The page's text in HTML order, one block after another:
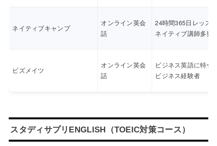
ネイティブキャンプ
オンライン英会
話
24時間365日レッス
ネイティブ講師多数
ビズメイツ
オンライン英会
話
ビジネス英語に特化
ビジネス経験者
スタディサプリENGLISH（TOEIC対策コース）